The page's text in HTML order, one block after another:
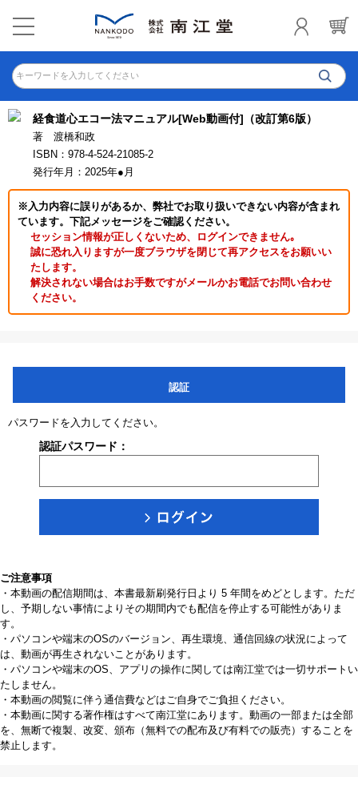
キーワードを入力してください
経食道心エコー法マニュアル[Web動画付]（改訂第6版）
著 渡橋和政
ISBN：978-4-524-21085-2
発行年月：2025年●月
※入力内容に誤りがあるか、弊社でお取り扱いできない内容が含まれ
ています。下記メッセージをご確認ください。
セッション情報が正しくないため、ログインできません｡
誠に恐れ入りますが一度ブラウザを閉じて再アクセスをお願いい
たします。
解決されない場合はお手数ですがメールかお電話でお問い合わせ
ください。
認証
パスワードを入力してください。
認証パスワード：
ご注意事項
・本動画の配信期間は、本書最新刷発行日より 5 年間をめどとします。ただ
し、予期しない事情によりその期間内でも配信を停止する可能性がありま
す。
・パソコンや端末のOSのバージョン、再生環境、通信回線の状況によって
は、動画が再生されないことがあります。
・パソコンや端末のOS、アプリの操作に関しては南江堂では一切サポートい
たしません。
・本動画の閲覧に伴う通信費などはご自身でご負担ください。
・本動画に関する著作権はすべて南江堂にあります。動画の一部または全部
を、無断で複製、改変、頒布（無料での配布及び有料での販売）することを
禁止します。